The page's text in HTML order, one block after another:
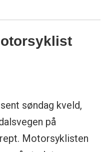
søndag kveld,
på
Motorsyklisten